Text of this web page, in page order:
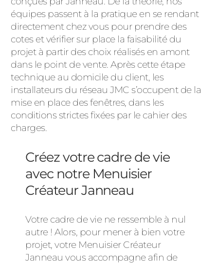
équipes passent à la pratique en se rendant
directement chez vous pour prendre des
cotes et vérifier sur place la faisabilité du
projet à partir des choix réalisés en amont
dans le point de vente. Après cette étape
technique au domicile du client, les
installateurs du réseau JMC s’occupent de la
mise en place des fenêtres, dans les
conditions strictes fixées par le cahier des
charges.
Créez votre cadre de vie
avec notre Menuisier
Créateur Janneau
Votre cadre de vie ne ressemble à nul
autre ! Alors, pour mener à bien votre
projet, votre Menuisier Créateur
Janneau vous accompagne afin de